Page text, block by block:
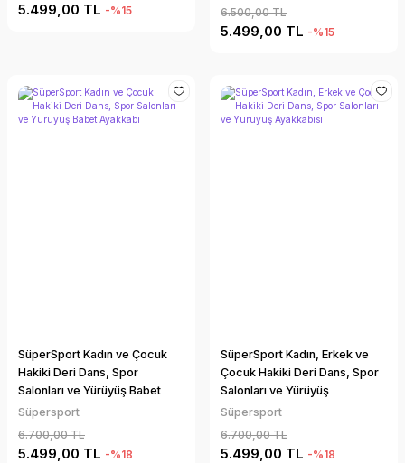
5.499,00 TL -%15
6.500,00 TL
5.499,00 TL -%15
SüperSport Kadın ve Çocuk
Hakiki Deri Dans, Spor
Salonları ve Yürüyüş Babet
Ayakkabı
Süpersport
6.700,00 TL
5.499,00 TL -%18
SüperSport Kadın, Erkek ve
Çocuk Hakiki Deri Dans, Spor
Salonları ve Yürüyüş
Ayakkabısı
Süpersport
6.700,00 TL
5.499,00 TL -%18